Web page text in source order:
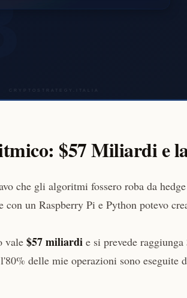
$57 Miliardi e
che gli algoritmi fossero roba da
un Raspberry Pi e Python potevo
vale $57 miliardi e si prevede
delle mie operazioni sono eseguite